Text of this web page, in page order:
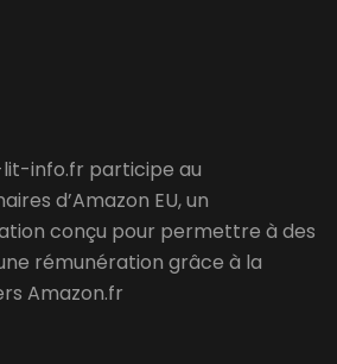
info.fr participe au
d’Amazon EU, un
conçu pour permettre à des
rémunération grâce à la
Amazon.fr